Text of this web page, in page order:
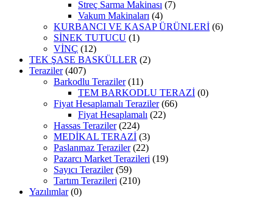
Streç Sarma Makinası (7)
Vakum Makinaları (4)
KURBANCI VE KASAP ÜRÜNLERİ (6)
SİNEK TUTUCU (1)
VİNÇ (12)
TEK ŞASE BASKÜLLER (2)
Teraziler (407)
Barkodlu Teraziler (11)
TEM BARKODLU TERAZİ (0)
Fiyat Hesaplamalı Teraziler (66)
Fiyat Hesaplamalı (22)
Hassas Teraziler (224)
MEDİKAL TERAZİ (3)
Paslanmaz Teraziler (22)
Pazarcı Market Terazileri (19)
Sayıcı Teraziler (59)
Tartım Terazileri (210)
Yazılımlar (0)